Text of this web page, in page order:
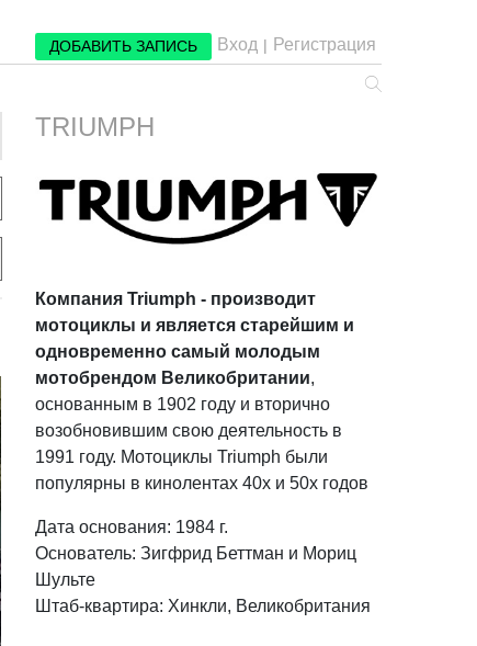
ДОБАВИТЬ ЗАПИСЬ Вход | Регистрация
TRIUMPH
Компания Triumph - производит
мотоциклы и является старейшим и
одновременно самый молодым
мотобрендом Великобритании,
основанным в 1902 году и вторично
возобновившим свою деятельность в
1991 году. Мотоциклы Triumph были
популярны в кинолентах 40х и 50х годов
Дата основания: 1984 г.
Основатель: Зигфрид Беттман и Мориц
Шульте
Штаб-квартира: Хинкли, Великобритания